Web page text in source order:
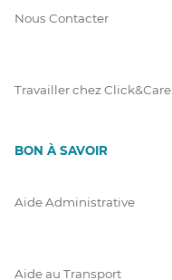
Nous Contacter
Travailler chez Click&Care
BON À SAVOIR
Aide Administrative
Aide au Transport